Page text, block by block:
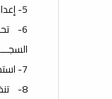
5- إعداد سجلات قيد الطلاب.
6-
7- استخراج البطاقات الجامعية للطلاب.
8-